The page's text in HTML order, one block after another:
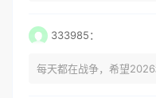
333985：
每天都在战争，希望